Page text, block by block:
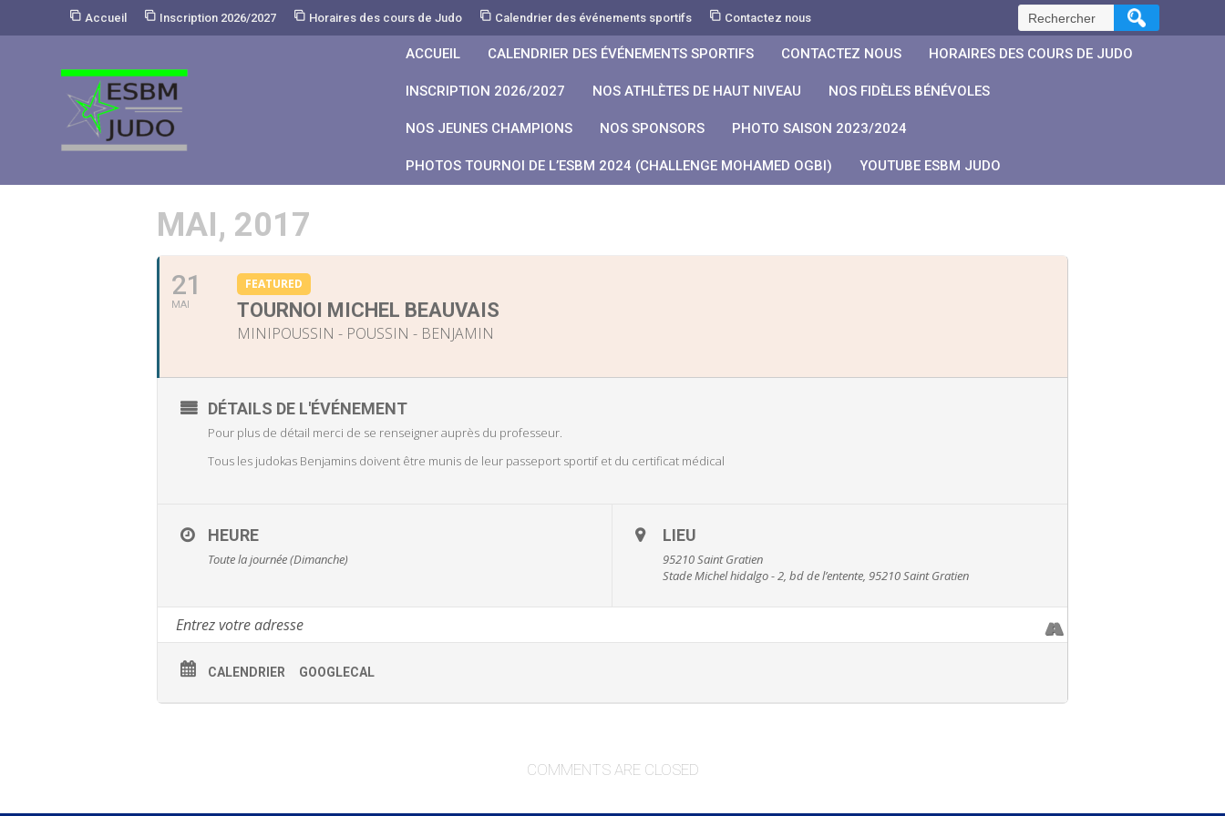
Accueil Inscription 2026/2027 Horaires des cours de Judo Calendrier des événements sportifs Contactez nous Rechercher :
ACCUEIL CALENDRIER DES ÉVÉNEMENTS SPORTIFS CONTACTEZ NOUS HORAIRES DES COURS DE JUDO
INSCRIPTION 2026/2027 NOS ATHLÈTES DE HAUT NIVEAU NOS FIDÈLES BÉNÉVOLES
NOS JEUNES CHAMPIONS NOS SPONSORS PHOTO SAISON 2023/2024
PHOTOS TOURNOI DE L’ESBM 2024 (CHALLENGE MOHAMED OGBI) YOUTUBE ESBM JUDO
MAI, 2017
21
MAI
FEATURED
TOURNOI MICHEL BEAUVAIS
MINIPOUSSIN - POUSSIN - BENJAMIN
DÉTAILS DE L'ÉVÉNEMENT
Pour plus de détail merci de se renseigner auprès du professeur.
Tous les judokas Benjamins doivent être munis de leur passeport sportif et du certificat médical
HEURE
Toute la journée (Dimanche)
LIEU
95210 Saint Gratien
Stade Michel hidalgo - 2, bd de l’entente, 95210 Saint Gratien
CALENDRIER GOOGLECAL
COMMENTS ARE CLOSED